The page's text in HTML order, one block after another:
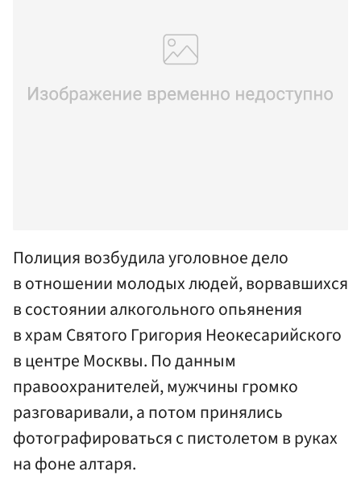
Полиция возбудила уголовное дело
в отношении молодых людей, ворвавшихся
в состоянии алкогольного опьянения
в храм Святого Григория Неокесарийского
в центре Москвы. По данным
правоохранителей, мужчины громко
разговаривали, а потом принялись
фотографироваться с пистолетом в руках
на фоне алтаря.